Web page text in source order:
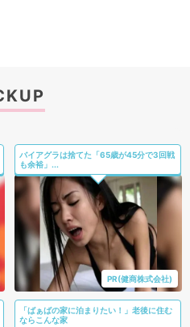
バイアグラは捨てた「65歳が45分で3回戦
も余裕」...
PR(健商株式会社)
「ばぁばの家に泊まりたい！」老後に住む
ならこんな家